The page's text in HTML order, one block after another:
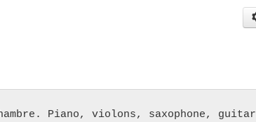
Piano, violons, saxophone, guitar